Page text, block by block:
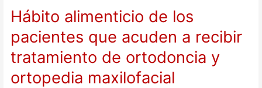
Hábito alimenticio de los
pacientes que acuden a recibir
tratamiento de ortodoncia y
ortopedia maxilofacial